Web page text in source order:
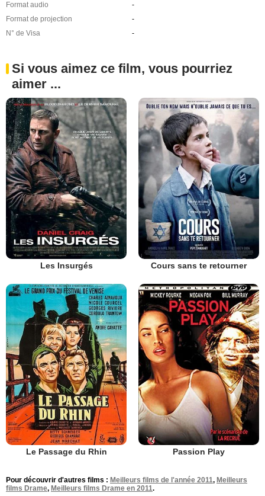
Format audio
-
Format de projection
-
N° de Visa
-
Si vous aimez ce film, vous pourriez
aimer ...
Les Insurgés Cours sans te retourner
Le Passage du Rhin Passion Play
Pour découvrir d'autres films : Meilleurs films de l'année 2011, Meilleurs
films Drame, Meilleurs films Drame en 2011.